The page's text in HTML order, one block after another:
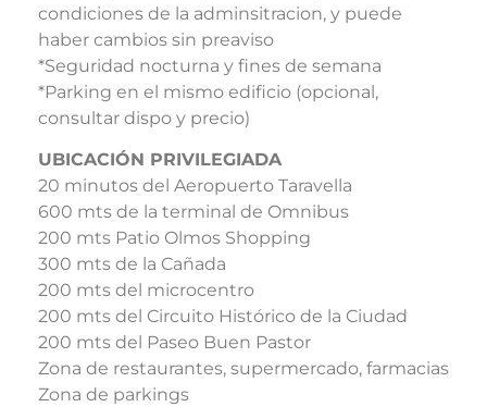
condiciones de la adminsitracion, y puede
haber cambios sin preaviso
*Seguridad nocturna y fines de semana
*Parking en el mismo edificio (opcional,
consultar dispo y precio)
UBICACIÓN PRIVILEGIADA
20 minutos del Aeropuerto Taravella
600 mts de la terminal de Omnibus
200 mts Patio Olmos Shopping
300 mts de la Cañada
200 mts del microcentro
200 mts del Circuito Histórico de la Ciudad
200 mts del Paseo Buen Pastor
Zona de restaurantes, supermercado, farmacias
Zona de parkings